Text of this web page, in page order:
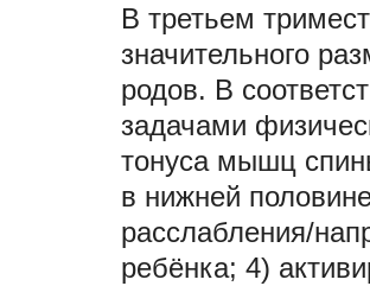
В третьем
значительного
родов. В
задачами
тонуса мышц
в нижней
расслабления/
ребёнка; 4)